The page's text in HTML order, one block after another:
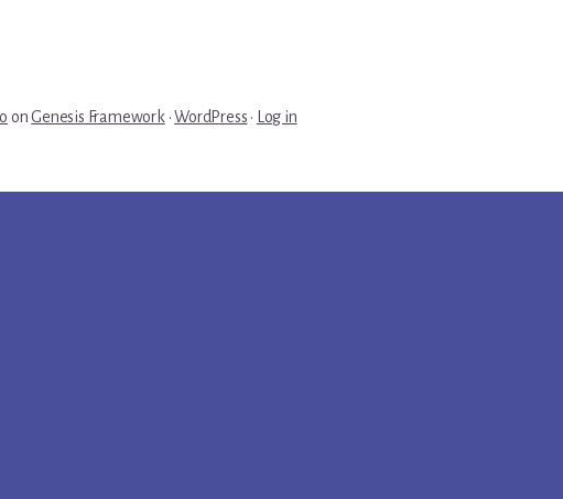
onGenesis Framework ·WordPress · Log in